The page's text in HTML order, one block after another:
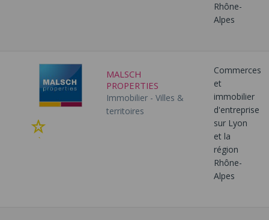
Rhône-
Alpes
à
MALSCH
PROPERTIES
Immobilier - Villes &
territoires
Commerces
et
immobilier
d'entreprise
sur Lyon
et la
région
Rhône-
Alpes